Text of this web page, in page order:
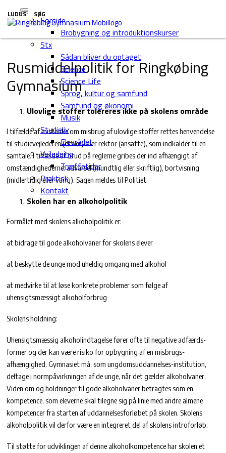
Forside
Brobygning og introduktionskurser
Stx
Sådan bliver du optaget
Science
Science Life
Sprog, kultur og samfund
Samfund og økonomi
Musik
Studieliv
Elevrådet
Vejledning
Træffetider
Praktisk
Kontakt
LUDUS SØG
Rusmiddelpolitik for Ringkøbing
Gymnasium
Ulovlige stoffer tolereres ikke på skolens område
I tilfælde af mistanke om misbrug af ulovlige stoffer rettes henvendelse
til studievejlederen (elever) eller rektor (ansatte), som indkalder til en
samtale. I tilfælde af brud på reglerne gribes der ind afhængigt af
omstændighederne: advarsel (mundtlig eller skriftlig), bortvisning
(midlertidig eller varig). Sagen meldes til Politiet.
Skolen har en alkoholpolitik
Formålet med skolens alkoholpolitik er:
at bidrage til gode alkoholvaner for skolens elever
at beskytte de unge mod uheldig omgang med alkohol
at medvirke til at løse konkrete problemer som følge af
uhensigtsmæssigt alkoholforbrug
Skolens holdning:
Uhensigtsmæssig alkoholindtagelse fører ofte til negative adfærds-
former og der kan være risiko for opbygning af en misbrugs-
afhængighed. Gymnasiet må, som ungdomsuddannelses-institution,
deltage i normpåvirkningen af de unge, når det gælder alkoholvaner.
Viden om og holdninger til gode alkoholvaner betragtes som en
kompetence, som eleverne skal tilegne sig på linie med andre almene
kompetencer fra starten af uddannelsesforløbet på skolen. Skolens
alkoholpolitik vil derfor være en integreret del af skolens introforløb.
Til støtte for udviklingen af denne alkoholkompetence har skolen et